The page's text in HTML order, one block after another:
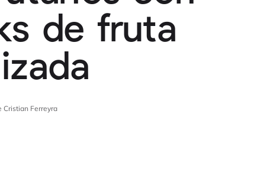
de fruta
Cristian Ferreyra